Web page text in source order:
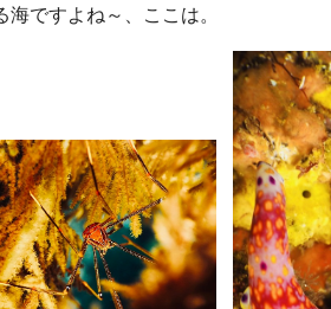
海ですよね～、ここは。